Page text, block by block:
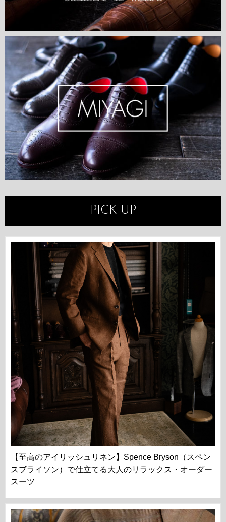
PICK UP
【至高のアイリッシュリネン】Spence Bryson（スペン
スブライソン）で仕立てる大人のリラックス・オーダー
スーツ